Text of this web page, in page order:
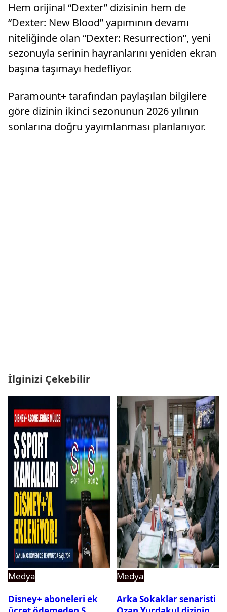
Hem orijinal “Dexter” dizisinin hem de
“Dexter: New Blood” yapımının devamı
niteliğinde olan “Dexter: Resurrection”, yeni
sezonuyla serinin hayranlarını yeniden ekran
başına taşımayı hedefliyor.
Paramount+ tarafından paylaşılan bilgilere
göre dizinin ikinci sezonunun 2026 yılının
sonlarına doğru yayımlanması planlanıyor.
İlginizi Çekebilir
Medya
Disney+ aboneleri ek
Medya
Arka Sokaklar senaristi